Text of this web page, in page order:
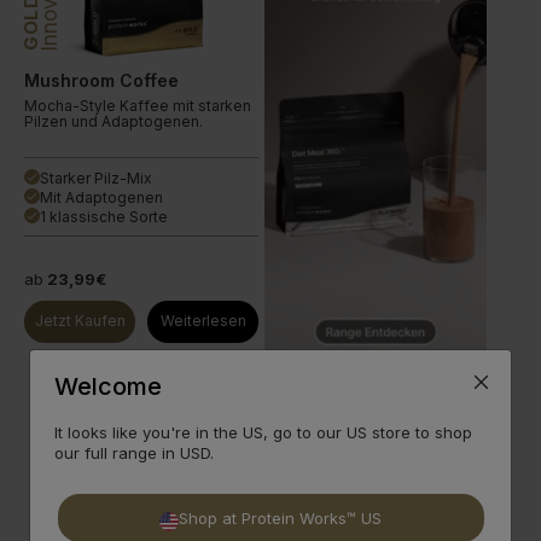
GOLD
Mushroom Coffee
Mocha-Style Kaffee mit starken
Pilzen und Adaptogenen.
done Starker Pilz-Mix
done Mit Adaptogenen
done 1 klassische Sorte
ab 23,99€
Jetzt Kaufen Weiterlesen
GOLDInnovation
Welcome
It looks like you're in the US, go to our US store to shop
our full range in USD.
Shop at Protein Works™ US